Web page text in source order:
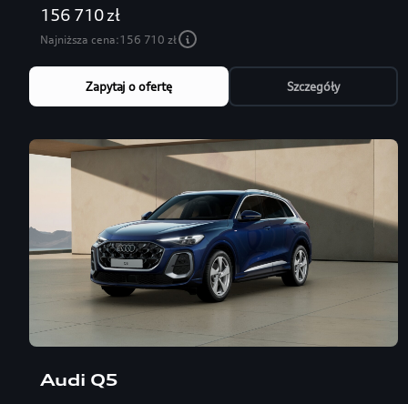
156 710 zł
Najniższa cena:156 710 zł
Zapytaj o ofertę Szczegóły
Audi Q5